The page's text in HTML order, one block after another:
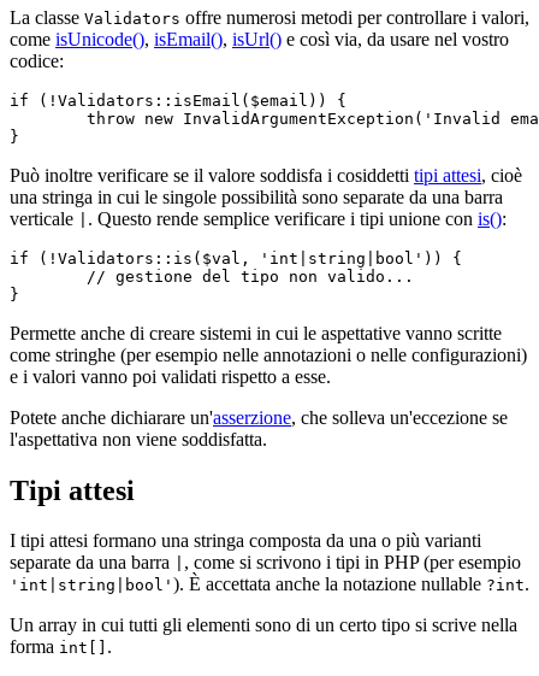
La classe Validators offre numerosi metodi per controllare i valori,
come isUnicode(), isEmail(), isUrl() e così via, da usare nel vostro
codice:
if (!Validators::isEmail($email)) {
Può inoltre verificare se il valore soddisfa i cosiddetti tipi attesi, cioè
una stringa in cui le singole possibilità sono separate da una barra
verticale
. Questo rende semplice verificare i tipi unione con is():
if (!Validators::is($val, 'int|string|bool')) {
Permette anche di creare sistemi in cui le aspettative vanno scritte
come stringhe (per esempio nelle annotazioni o nelle configurazioni)
e i valori vanno poi validati rispetto a esse.
Potete anche dichiarare un'asserzione, che solleva un'eccezione se
l'aspettativa non viene soddisfatta.
Tipi attesi
I tipi attesi formano una stringa composta da una o più varianti
separate da una barra
, come si scrivono i tipi in PHP (per esempio
'int|string|bool' ). È accettata anche la notazione nullable ?int.
Un array in cui tutti gli elementi sono di un certo tipo si scrive nella
forma int[] .